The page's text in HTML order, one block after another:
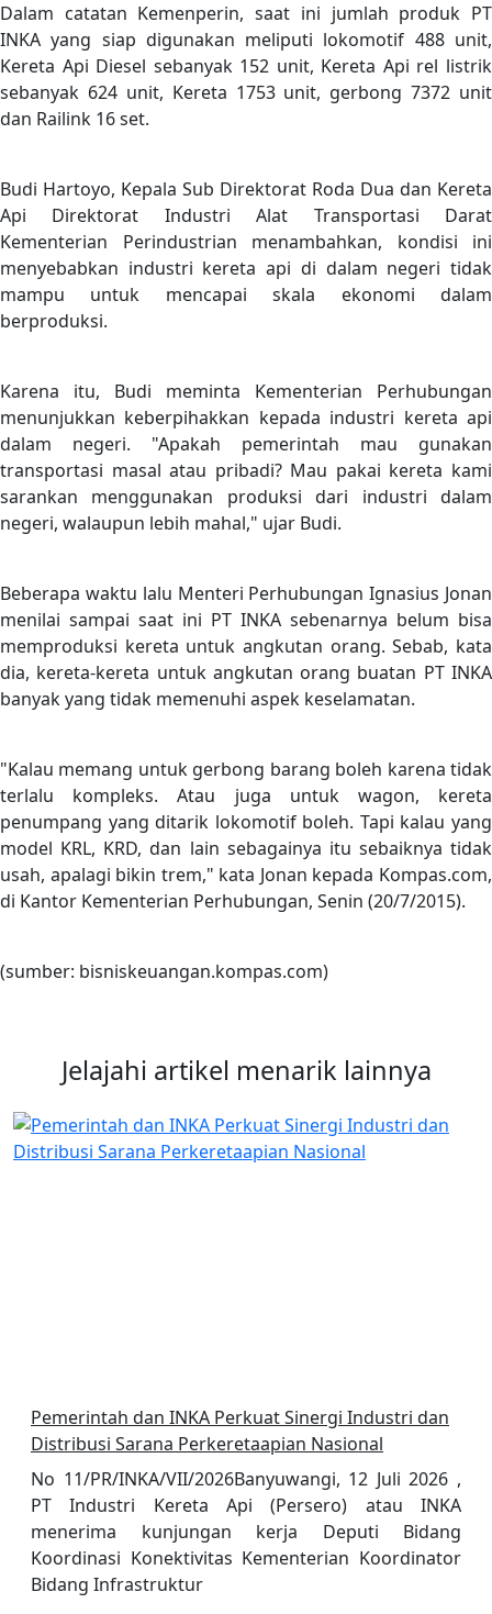
Dalam catatan Kemenperin, saat ini jumlah produk PT
INKA yang siap digunakan meliputi lokomotif 488 unit,
Kereta Api Diesel sebanyak 152 unit, Kereta Api rel listrik
sebanyak 624 unit, Kereta 1753 unit, gerbong 7372 unit
dan Railink 16 set.
Budi Hartoyo, Kepala Sub Direktorat Roda Dua dan Kereta
Api Direktorat Industri Alat Transportasi Darat
Kementerian Perindustrian menambahkan, kondisi ini
menyebabkan industri kereta api di dalam negeri tidak
mampu untuk mencapai skala ekonomi dalam
berproduksi.
Karena itu, Budi meminta Kementerian Perhubungan
menunjukkan keberpihakkan kepada industri kereta api
dalam negeri. "Apakah pemerintah mau gunakan
transportasi masal atau pribadi? Mau pakai kereta kami
sarankan menggunakan produksi dari industri dalam
negeri, walaupun lebih mahal," ujar Budi.
Beberapa waktu lalu Menteri Perhubungan Ignasius Jonan
menilai sampai saat ini PT INKA sebenarnya belum bisa
memproduksi kereta untuk angkutan orang. Sebab, kata
dia, kereta-kereta untuk angkutan orang buatan PT INKA
banyak yang tidak memenuhi aspek keselamatan.
"Kalau memang untuk gerbong barang boleh karena tidak
terlalu kompleks. Atau juga untuk wagon, kereta
penumpang yang ditarik lokomotif boleh. Tapi kalau yang
model KRL, KRD, dan lain sebagainya itu sebaiknya tidak
usah, apalagi bikin trem," kata Jonan kepada Kompas.com,
di Kantor Kementerian Perhubungan, Senin (20/7/2015).
(sumber: bisniskeuangan.kompas.com)
Jelajahi artikel menarik lainnya
Pemerintah dan INKA Perkuat Sinergi Industri dan
Distribusi Sarana Perkeretaapian Nasional
No 11/PR/INKA/VII/2026Banyuwangi, 12 Juli 2026 ,
PT Industri Kereta Api (Persero) atau INKA
menerima kunjungan kerja Deputi Bidang
Koordinasi Konektivitas Kementerian Koordinator
Bidang Infrastruktur